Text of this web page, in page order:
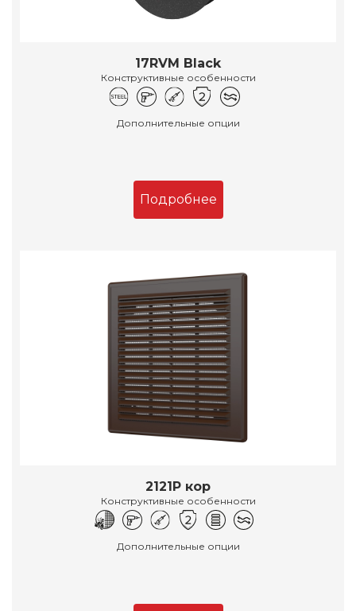
17RVM Black
Конструктивные особенности
Дополнительные опции
Подробнее
2121Р кор
Конструктивные особенности
Дополнительные опции